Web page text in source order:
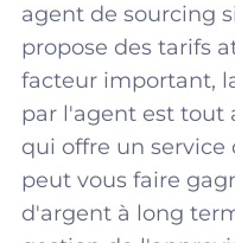
agent de sourcing
propose des tarifs
facteur important,
par l'agent est tout
qui offre un
peut vous faire
d'argent à long